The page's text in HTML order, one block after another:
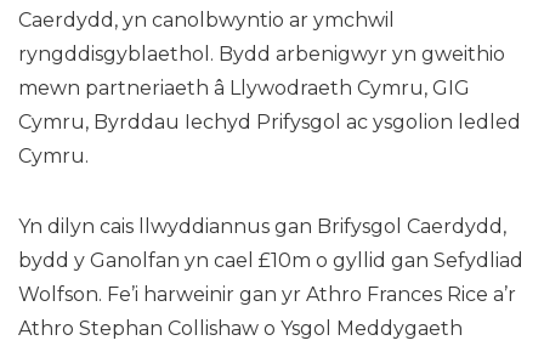
Caerdydd, yn canolbwyntio ar ymchwil
ryngddisgyblaethol. Bydd arbenigwyr yn gweithio
mewn partneriaeth â Llywodraeth Cymru, GIG
Cymru, Byrddau Iechyd Prifysgol ac ysgolion ledled
Cymru.
Yn dilyn cais llwyddiannus gan Brifysgol Caerdydd,
bydd y Ganolfan yn cael £10m o gyllid gan Sefydliad
Wolfson. Fe’i harweinir gan yr Athro Frances Rice a’r
Athro Stephan Collishaw o Ysgol Meddygaeth